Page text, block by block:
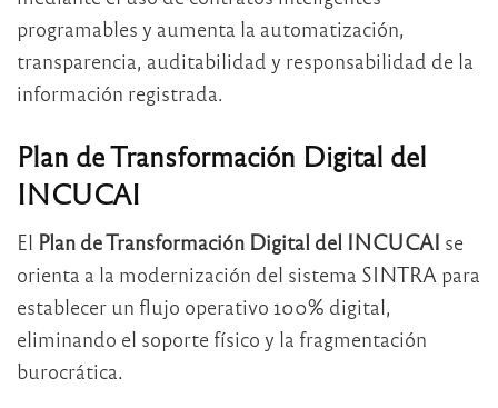
programables y aumenta la automatización,
transparencia, auditabilidad y responsabilidad de la
información registrada.
Plan de Transformación Digital del
INCUCAI
El Plan de Transformación Digital del INCUCAI se
orienta a la modernización del sistema SINTRA para
establecer un flujo operativo 100% digital,
eliminando el soporte físico y la fragmentación
burocrática.